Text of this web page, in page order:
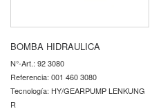
BOMBA HIDRAULICA
N°-Art.: 92 3080
Referencia: 001 460 3080
Tecnología: HY/GEARPUMP LENKUNG
R